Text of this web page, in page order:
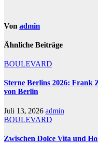
Von admin
Ähnliche Beiträge
BOULEVARD
Sterne Berlins 2026: Frank
von Berlin
Juli 13, 2026 admin
BOULEVARD
Zwischen Dolce Vita und